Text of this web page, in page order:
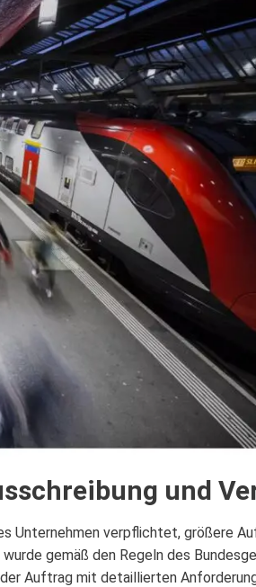
und
Unternehmen verpflichtet, größere
gemäß den Regeln des
Auftrag mit detaillierten